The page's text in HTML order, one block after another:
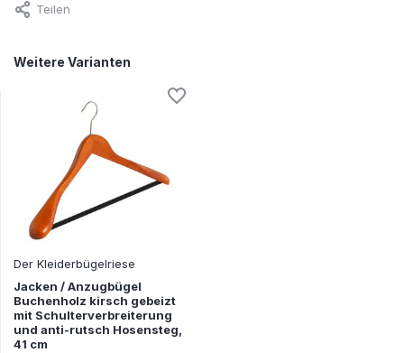
Teilen
Weitere Varianten
Der Kleiderbügelriese
Jacken / Anzugbügel
Buchenholz kirsch gebeizt
mit Schulterverbreiterung
und anti-rutsch Hosensteg,
41 cm